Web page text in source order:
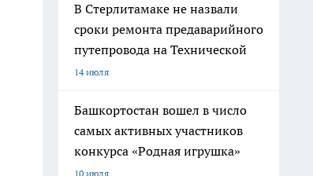
В Стерлитамаке не назвали
сроки ремонта предаварийного
путепровода на Технической
14 июля
Башкортостан вошел в число
самых активных участников
конкурса «Родная игрушка»
10 июля